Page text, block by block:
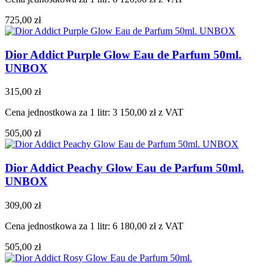
725,00 zł
Dior Addict Purple Glow Eau de Parfum 50ml.
UNBOX
315,00 zł
Cena jednostkowa za 1 litr: 3 150,00 zł z VAT
505,00 zł
Dior Addict Peachy Glow Eau de Parfum 50ml.
UNBOX
309,00 zł
Cena jednostkowa za 1 litr: 6 180,00 zł z VAT
505,00 zł